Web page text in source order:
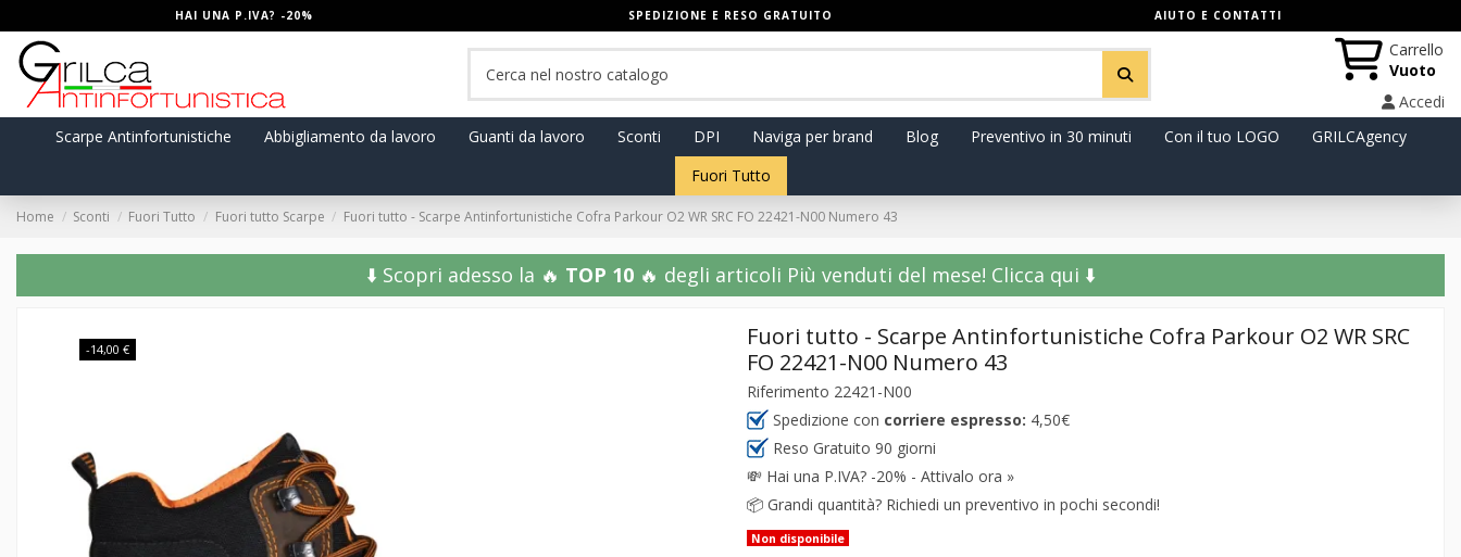
HAI UNA P.IVA? -20% SPEDIZIONE E RESO GRATUITO AIUTO E CONTATTI
Carrello
Vuoto
Accedi
Scarpe Antinfortunistiche
Abbigliamento da lavoro Guanti da lavoro Sconti DPI Naviga per brand Blog Preventivo in 30 minuti Con il tuo LOGO
GRILCAgency
Fuori Tutto
Home Sconti Fuori Tutto Fuori tutto Scarpe Fuori tutto - Scarpe Antinfortunistiche Cofra Parkour O2 WR SRC FO 22421-N00 Numero 43
⬇️ Scopri adesso la 🔥 TOP 10🔥 degli articoli Più venduti del mese!️ Clicca qui ⬇️
-14,00 €
Fuori tutto - Scarpe Antinfortunistiche Cofra Parkour O2 WR SRC
FO 22421-N00 Numero 43
Riferimento 22421-N00
Spedizione con corriere espresso: 4,50€
Reso Gratuito 90 giorni
💸 Hai una P.IVA? -20% - Attivalo ora »
📦 Grandi quantità? Richiedi un preventivo in pochi secondi!
Non disponibile